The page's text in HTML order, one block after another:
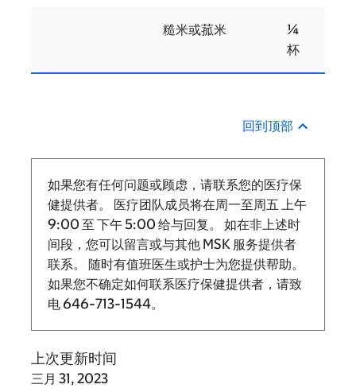
糙米或菰米
¼
杯
回到顶部
如果您有任何问题或顾虑，请联系您的医疗保
健提供者。 医疗团队成员将在周一至周五 上午
9:00 至 下午 5:00 给与回复。
如在非上述时
间段，您可以留言或与其他 MSK 服务提供者
联系。 随时有值班医生或护士为您提供帮助。
如果您不确定如何联系医疗保健提供者，请致
电646-713-1544。
上次更新时间
三月 31, 2023